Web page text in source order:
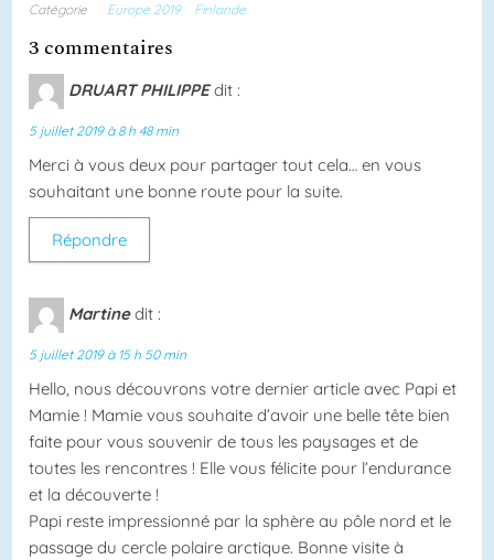
Catégorie Europe 2019 Finlande
3 commentaires
DRUART PHILIPPE dit :
5 juillet 2019 à 8 h 48 min
Merci à vous deux pour partager tout cela… en vous
souhaitant une bonne route pour la suite.
Répondre
Martine dit :
5 juillet 2019 à 15 h 50 min
Hello, nous découvrons votre dernier article avec Papi et
Mamie ! Mamie vous souhaite d’avoir une belle tête bien
faite pour vous souvenir de tous les paysages et de
toutes les rencontres ! Elle vous félicite pour l’endurance
et la découverte !
Papi reste impressionné par la sphère au pôle nord et le
passage du cercle polaire arctique. Bonne visite à